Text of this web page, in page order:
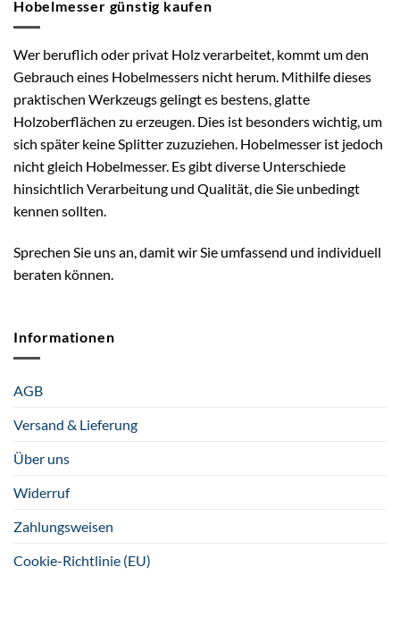
Hobelmesser günstig kaufen
Wer beruflich oder privat Holz verarbeitet, kommt um den
Gebrauch eines Hobelmessers nicht herum. Mithilfe dieses
praktischen Werkzeugs gelingt es bestens, glatte
Holzoberflächen zu erzeugen. Dies ist besonders wichtig, um
sich später keine Splitter zuzuziehen. Hobelmesser ist jedoch
nicht gleich Hobelmesser. Es gibt diverse Unterschiede
hinsichtlich Verarbeitung und Qualität, die Sie unbedingt
kennen sollten.
Sprechen Sie uns an, damit wir Sie umfassend und individuell
beraten können.
Informationen
AGB
Versand & Lieferung
Über uns
Widerruf
Zahlungsweisen
Cookie-Richtlinie (EU)